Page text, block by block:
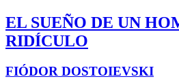
EL SUEÑO DE UN
RIDÍCULO
FIÓDOR DOSTOIEVSKI